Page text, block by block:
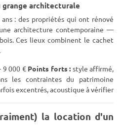
grange architecturale
: des propriétés qui ont rénové
architecture contemporaine —
Ces lieux combinent le cachet
9 000 € Points forts : style affirmé,
les contraintes du patrimoine
excentrés, acoustique à vérifier
la location d'un